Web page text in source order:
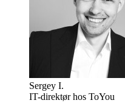
Sergey I.
IT-direktør hos ToYou